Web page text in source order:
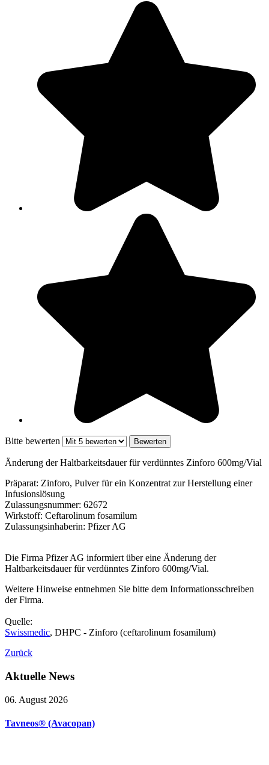
Bitte bewerten
Änderung der Haltbarkeitsdauer für verdünntes Zinforo 600mg/Vial
Präparat: Zinforo, Pulver für ein Konzentrat zur Herstellung einer
Infusionslösung
Zulassungsnummer: 62672
Wirkstoff: Ceftarolinum fosamilum
Zulassungsinhaberin: Pfizer AG
Die Firma Pfizer AG informiert über eine Änderung der
Haltbarkeitsdauer für verdünntes Zinforo 600mg/Vial.
Weitere Hinweise entnehmen Sie bitte dem Informationsschreiben
der Firma.
Quelle:
Swissmedic, DHPC - Zinforo (ceftarolinum fosamilum)
Zurück
Aktuelle News
06. August 2026
Tavneos® (Avacopan)